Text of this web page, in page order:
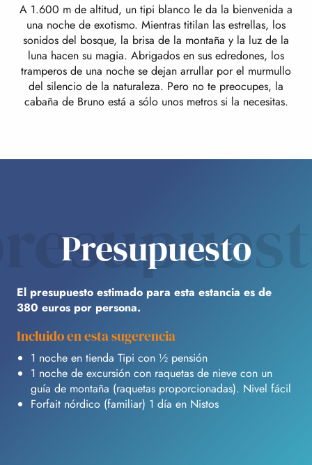
A 1.600 m de altitud, un tipi blanco le da la bienvenida a
una noche de exotismo. Mientras titilan las estrellas, los
sonidos del bosque, la brisa de la montaña y la luz de la
luna hacen su magia. Abrigados en sus edredones, los
tramperos de una noche se dejan arrullar por el murmullo
del silencio de la naturaleza. Pero no te preocupes, la
cabaña de Bruno está a sólo unos metros si la necesitas.
Presupuesto
El presupuesto estimado para esta estancia es de
380 euros por persona.
Incluido en esta sugerencia
1 noche en tienda Tipi con ½ pensión
1 noche de excursión con raquetas de nieve con un
guía de montaña (raquetas proporcionadas). Nivel fácil
Forfait nórdico (familiar) 1 día en Nistos